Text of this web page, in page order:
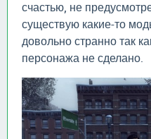
счастью, не
существую какие-то
довольно странно так
персонажа не сделано.